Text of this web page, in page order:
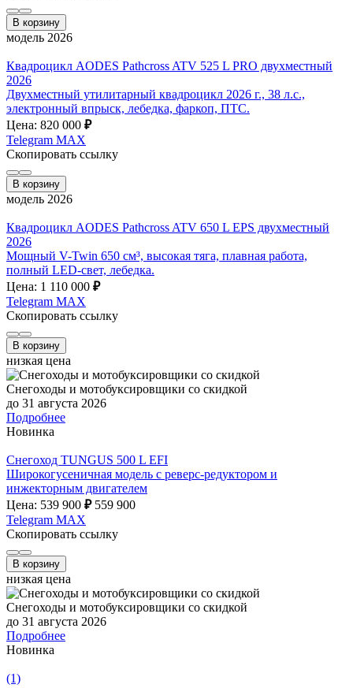
В корзину
модель 2026
Квадроцикл AODES Pathcross ATV 525 L PRO двухместный
2026
Двухместный утилитарный квадроцикл 2026 г., 38 л.с.,
электронный впрыск, лебедка, фаркоп, ПТС.
Цена: 820 000 ₽
Telegram MAX
Скопировать ссылку
В корзину
модель 2026
Квадроцикл AODES Pathcross ATV 650 L EPS двухместный
2026
Мощный V-Twin 650 см³, высокая тяга, плавная работа,
полный LED-свет, лебедка.
Цена: 1 110 000 ₽
Telegram MAX
Скопировать ссылку
В корзину
низкая цена
Снегоходы и мотобуксировщики со скидкой
до 31 августа 2026
Подробнее
Новинка
Снегоход TUNGUS 500 L EFI
Широкогусеничная модель с реверс-редуктором и
инжекторным двигателем
Цена: 539 900 ₽ 559 900
Telegram MAX
Скопировать ссылку
В корзину
низкая цена
Снегоходы и мотобуксировщики со скидкой
до 31 августа 2026
Подробнее
Новинка
(1)